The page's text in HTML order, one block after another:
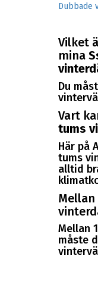
Dubbade
Vilket
mina
Du
Vart
tums
Här på
tums
alltid
Mellan
måste